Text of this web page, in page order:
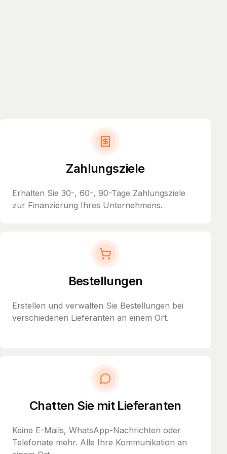
Zahlungsziele
Erhalten Sie 30-, 60-, 90-Tage Zahlungsziele
zur Finanzierung Ihres Unternehmens.
Bestellungen
Erstellen und verwalten Sie Bestellungen bei
verschiedenen Lieferanten an einem Ort.
Chatten Sie mit Lieferanten
Keine E-Mails, WhatsApp-Nachrichten oder
Telefonate mehr. Alle Ihre Kommunikation an